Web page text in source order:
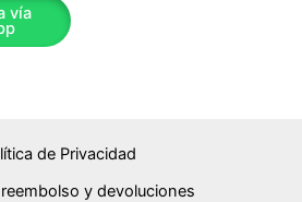
vía
de Privacidad
y devoluciones